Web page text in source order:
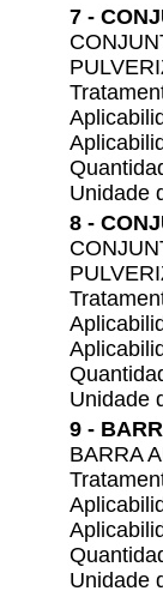
7 -
Unidade
8 -
Unidade
9 -
BARRA
Unidade